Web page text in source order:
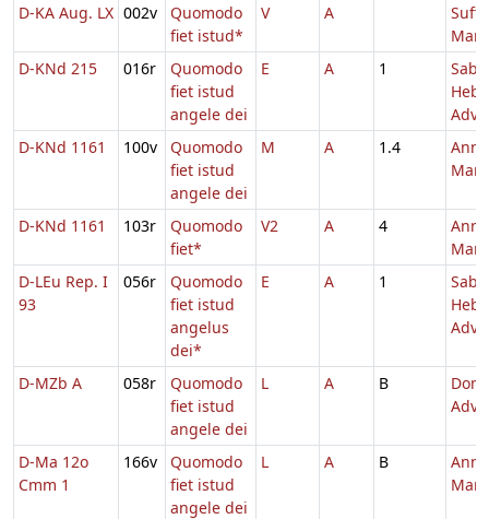
D-KA Aug. LX 002v
Quomodo
fiet istud*
V A
Suff.
D-KNd 215
016r
Quomodo
fiet istud
angele dei
E A 1
Adv.
D-KNd 1161
100v
Quomodo
fiet istud
angele dei
M A 1.4
D-KNd 1161 103r
Quomodo
fiet*
V2 A 4
D-LEu Rep. I
93
056r
Quomodo
fiet istud
angelus
dei*
E A 1
Adv.
D-MZb A 058r
Quomodo
fiet istud
angele dei
L A B
D-Ma 12o
Cmm 1
166v
Quomodo
fiet istud
angele dei
L A B